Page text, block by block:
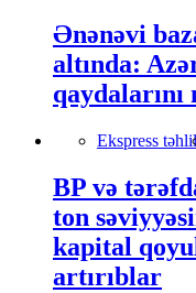
Ənənəvi
altında:
Ekspress
BP və
ton
kapital
artırıblar